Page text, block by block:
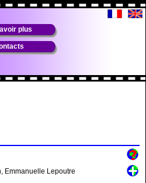
plus
Emmanuelle Lepoutre